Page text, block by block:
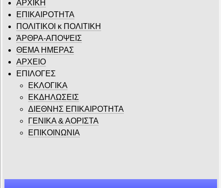
ΑΡΧΙΚΗ
ΕΠΙΚΑΙΡΟΤΗΤΑ
ΠΟΛΙΤΙΚΟΙ κ ΠΟΛΙΤΙΚΗ
ΆΡΘΡΑ-ΑΠΟΨΕΙΣ
ΘΕΜΑ ΗΜΕΡΑΣ
ΑΡΧΕΙΟ
ΕΠΙΛΟΓΕΣ
ΕΚΛΟΓΙΚΑ
ΕΚΔΗΛΩΣΕΙΣ
ΔΙΕΘΝΗΣ ΕΠΙΚΑΙΡΟΤΗΤΑ
ΓΕΝΙΚΑ & ΑΟΡΙΣΤΑ
ΕΠΙΚΟΙΝΩΝΙΑ